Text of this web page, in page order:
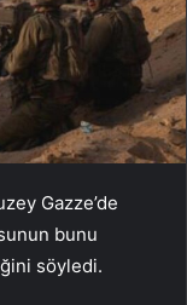
Gazze’de
bunu
söyledi.